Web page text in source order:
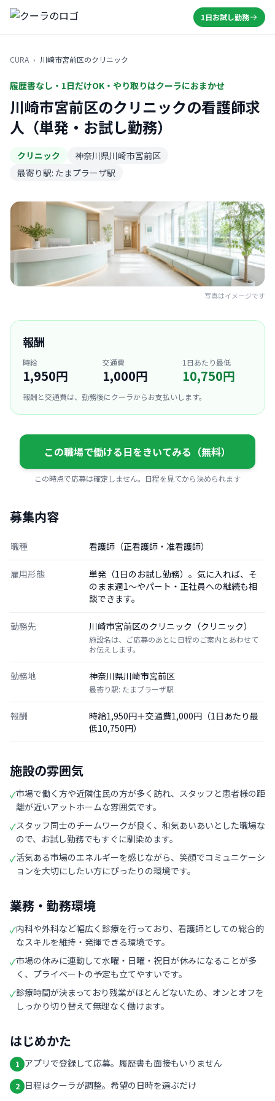
1日お試し勤務
CURA › 川崎市宮前区のクリニック
履歴書なし・1日だけOK・やり取りはクーラにおまかせ
川崎市宮前区のクリニックの看護師求
人（単発・お試し勤務）
クリニック
神奈川県川崎市宮前区
最寄り駅: たまプラーザ駅
写真はイメージです
報酬
時給
1,950円
交通費
1,000円
1日あたり最低
10,750円
報酬と交通費は、勤務後にクーラからお支払いします。
この職場で働ける日をきいてみる（無料）
この時点で応募は確定しません。日程を見てから決められます
募集内容
職種 看護師（正看護師・准看護師）
雇用形態
単発（1日のお試し勤務）。気に入れば、そ
のまま週1〜やパート・正社員への継続も相
談できます。
勤務先 川崎市宮前区のクリニック（クリニック）
施設名は、ご応募のあとに日程のご案内とあわせて
お伝えします。
勤務地 神奈川県川崎市宮前区
最寄り駅: たまプラーザ駅
報酬
時給1,950円＋交通費1,000円（1日あたり最
低10,750円）
施設の雰囲気
✓市場で働く方や近隣住民の方が多く訪れ、スタッフと患者様の距
離が近いアットホームな雰囲気です。
✓スタッフ同士のチームワークが良く、和気あいあいとした職場な
ので、お試し勤務でもすぐに馴染めます。
✓活気ある市場のエネルギーを感じながら、笑顔でコミュニケーシ
ョンを大切にしたい方にぴったりの環境です。
業務・勤務環境
✓内科や外科など幅広く診療を行っており、看護師としての総合的
なスキルを維持・発揮できる環境です。
✓市場の休みに連動して水曜・日曜・祝日が休みになることが多
く、プライベートの予定も立てやすいです。
✓診療時間が決まっており残業がほとんどないため、オンとオフを
しっかり切り替えて無理なく働けます。
はじめかた
1 アプリで登録して応募。履歴書も面接もいりません
2 日程はクーラが調整。希望の日時を選ぶだけ